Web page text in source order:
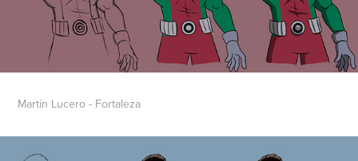
Martín Lucero - Fortaleza